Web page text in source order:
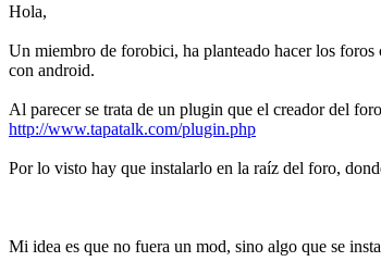
Hola,
Un miembro de forobici, ha planteado hacer los
con android.
Al parecer se trata de un plugin que el creador del
http://www.tapatalk.com/plugin.php
Por lo visto hay que instalarlo en la raíz del foro,
Mi idea es que no fuera un mod, sino algo que se